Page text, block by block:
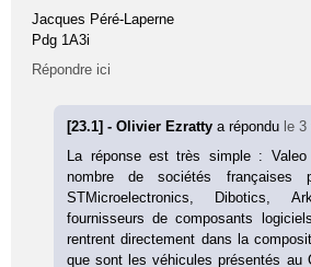
Jacques Péré-Laperne
Pdg 1A3i
Répondre ici
[23.1] - Olivier Ezrattya répondu le
La réponse est très simple :
nombre de sociétés françaises
STMicroelectronics, Dibotics,
fournisseurs de composants
rentrent directement dans la
que sont les véhicules présentés au